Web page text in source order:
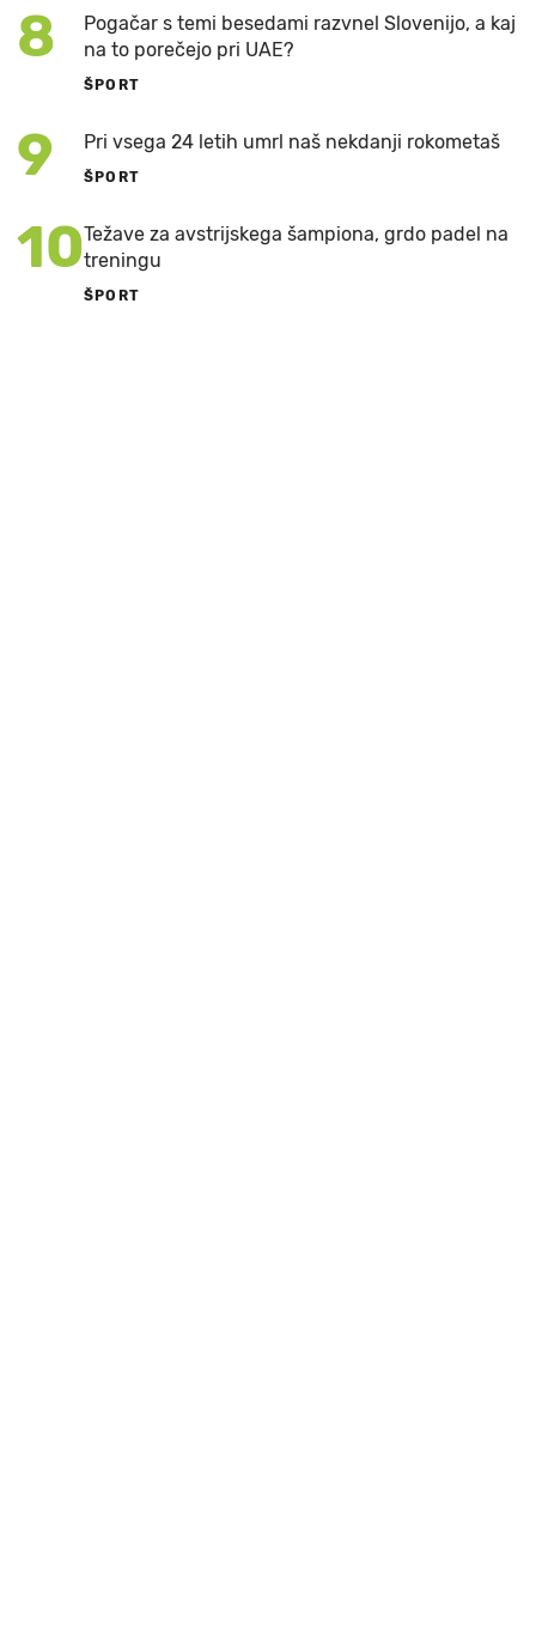
8
Pogačar s temi besedami razvnel Slovenijo, a kaj
na to porečejo pri UAE?
ŠPORT
9 Pri vsega 24 letih umrl naš nekdanji rokometaš
ŠPORT
10Težave za avstrijskega šampiona, grdo padel na
treningu
ŠPORT